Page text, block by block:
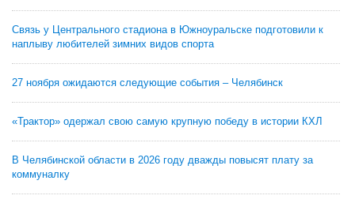
Связь у Центрального стадиона в Южноуральске подготовили к
наплыву любителей зимних видов спорта
27 ноября ожидаются следующие события – Челябинск
«Трактор» одержал свою самую крупную победу в истории КХЛ
В Челябинской области в 2026 году дважды повысят плату за
коммуналку